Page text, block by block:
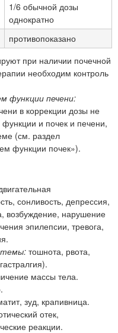
1/6 обычной дозы
однократно
противопоказано
при наличии почечной
необходим контроль
функции печени:
в коррекции дозы не
и почек и печени,
(см. раздел
функции почек»).
сонливость, депрессия,
возбуждение, нарушение
эпилепсии, тревога,
тошнота, рвота,
массы тела.
зуд, крапивница.
отек,
реакции.